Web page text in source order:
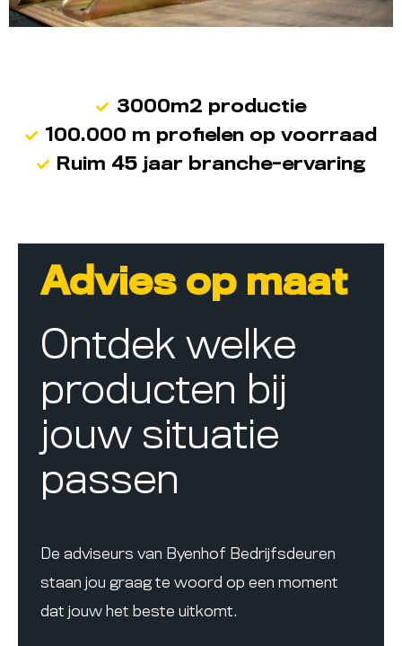
3000m2 productie
100.000 m profielen op voorraad
Ruim 45 jaar branche-ervaring
Advies op maat
Ontdek welke
producten bij
jouw situatie
passen
De adviseurs van Byenhof Bedrijfsdeuren
staan jou graag te woord op een moment
dat jouw het beste uitkomt.